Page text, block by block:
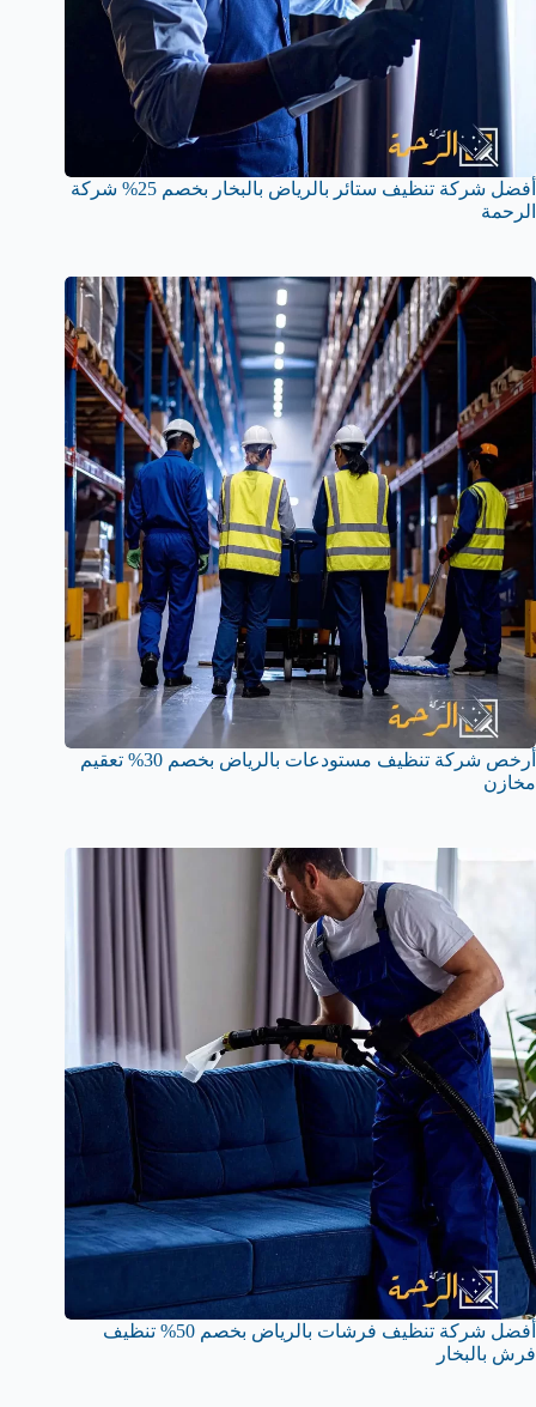
أفضل شركة تنظيف ستائر بالرياض بالبخار بخصم 25% شركة
الرحمة
أرخص شركة تنظيف مستودعات بالرياض بخصم 30% تعقيم
مخازن
أفضل شركة تنظيف فرشات بالرياض بخصم 50% تنظيف
فرش بالبخار